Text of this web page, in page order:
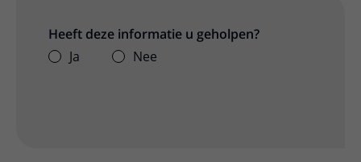
Heeft deze informatie u geholpen?
Ja
Nee